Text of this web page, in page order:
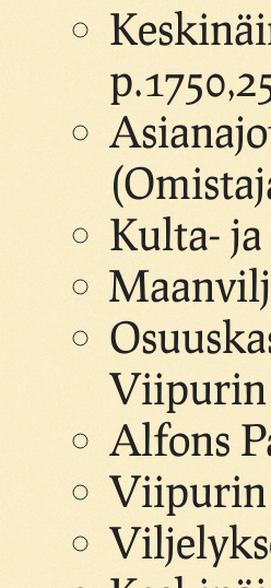
Kulta-
Viipurin
Alfons
Viipurin